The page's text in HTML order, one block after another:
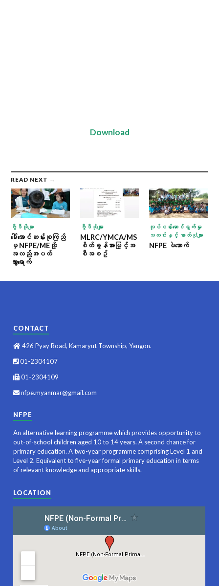
Download
READ NEXT →
ဗွီဒီယိုများ
ဒေါ်အောင်ဆန်းစုကြည်
မှ NFPE/MEသို့
အလည်အပတ်
သွားရောက်
ဗွီဒီယိုများ
MLRC/YMCA/MS
စိတ်ခွန်အားမြှင့်အ
စီအစဥ်
လုပ်ငန်းဆောင်ရွက်မှု
သတင်းနှင့် ဓာတ်ပုံများ
NFPE မဲဆောက်
CONTACT
426 Pyay Road, Kamaryut Township, Yangon.
01-2304107
01-2304109
nfpe.myanmar@gmail.com
NFPE
An alternative learning programme which provides opportunity to
out-of-school children aged 10 to 14 years. A second chance for
primary education. A two-year programme comprising Level 1 and
Level 2. Equivalent to five-year formal primary education in terms
of relevant knowledge and appropriate skills.
LOCATION